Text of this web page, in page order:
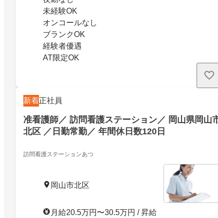
未経験OK
オンコールなし
ブランクOK
経験者優遇
AT限定OK
新着正社員
准看護師／ 訪問看護ステーション／ 岡山県岡山
北区 ／日勤常勤／ 年間休日数120日
訪問看護ステーションあつ
岡山市北区
月給20.5万円〜30.5万円 / 昇給